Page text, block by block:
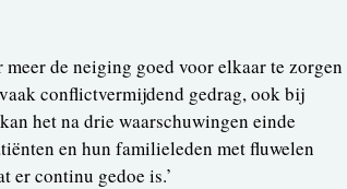
de neiging goed voor elkaar te zorgen
conflictvermijdend gedrag, ook bij
het na drie waarschuwingen einde
en hun familieleden met fluwelen
er continu gedoe is.’